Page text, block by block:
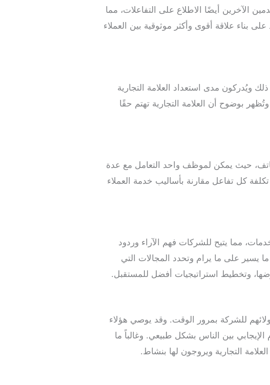
الآخرين أيضًا الاطلاع على التفاعلات، مما
بناء علاقة أقوى وأكثر موثوقية بين العملاء
ويُدركون مدى استعداد العلامة التجارية
بوضوح أن العلامة التجارية تهتم حقًا
حيث يمكن لموظف واحد التعامل مع عدة
كل تفاعل مقارنة بأساليب خدمة العملاء
مما يتيح للشركات فهم الآراء وردود
يسير على ما يرام وتحدد المجالات التي
وتخطيط استراتيجيات أفضل للمستقبل.
للشركة بمرور الوقت. وقد يوصي هؤلاء
الإيجابي بين الناس بشكل طبيعي. وغالباً ما
التجارية ويروجون لها بنشاط.